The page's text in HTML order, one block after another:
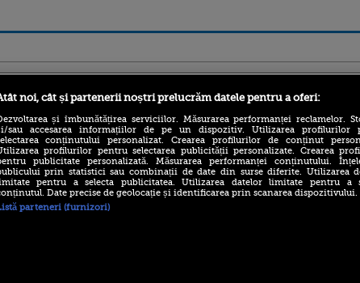
Descoperă Lumea
din România
Atmosferă
City pentru
noi, cât și partenerii noștri prelucrăm datele pentru a oferi:
și îmbunătățirea serviciilor. Măsurarea performanței reclamelor.
sau accesarea informațiilor de pe un dispozitiv. Utilizarea profilurilor
conținutului personalizat. Crearea profilurilor de conținut
profilurilor pentru selectarea publicității personalizate. Crearea
publicitate personalizată. Măsurarea performanței conținutului.
prin statistici sau combinații de date din surse diferite. Utilizarea
pentru a selecta publicitatea. Utilizarea datelor limitate pentru a
Date precise de geolocație și identificarea prin scanarea dispozitivului.
parteneri (furnizori)